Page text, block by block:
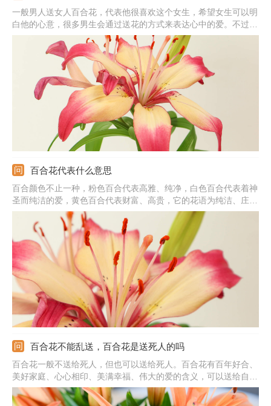
一般男人送女人百合花，代表他很喜欢这个女生，希望女生可以明
白他的心意，很多男生会通过送花的方式来表达心中的爱。不过，
若是送给即将结婚的女性，则代表着衷心的祝福，不同场景下送花
所表达的含义也不同。百合花的花语是纯洁、庄严，很适合送给女
生，可选择白色、粉色。
百合花代表什么意思
百合颜色不止一种，粉色百合代表高雅、纯净，白色百合代表着神
圣而纯洁的爱，黄色百合代表财富、高贵，它的花语为纯洁、庄
严、百年好合，可在情人节送给恋人，也可将粉色百合送给朋友、
老师等人，白色百合适合送给恋人、朋友、新婚的夫妻，黄色百合
适合送给领导、家人等人。
百合花不能乱送，百合花是送死人的吗
百合花一般不送给死人，但也可以送给死人。百合花有百年好合、
美好家庭、心心相印、美满幸福、伟大的爱的含义，可以送给自己
的爱人，用来象征两个人的情感，也可以送给新婚夫妇，祝福两个
人以后有美好的生活，还可以送给家中、朋友，带去自己的祝福，